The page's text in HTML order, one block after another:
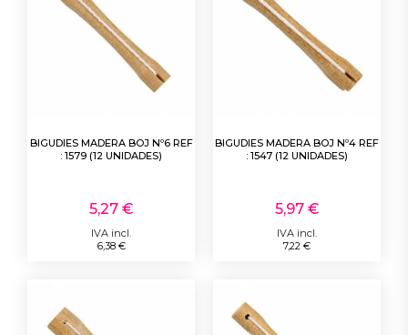
BIGUDIES MADERA BOJ Nº6 REF
: 1579 (12 UNIDADES)
5,27 €
IVA incl.
6,38 €
BIGUDIES MADERA BOJ Nº4 REF
: 1547 (12 UNIDADES)
5,97 €
IVA incl.
7,22 €